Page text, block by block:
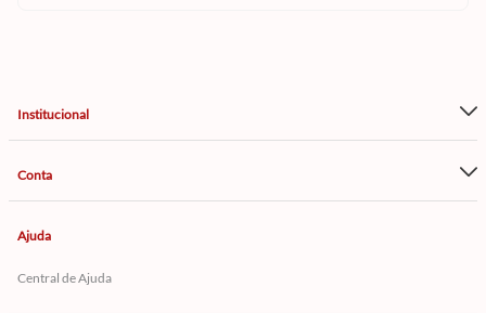
Institucional
Conta
Ajuda
Central de Ajuda